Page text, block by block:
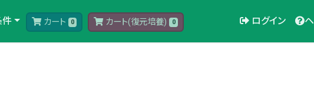
件 カート 0 カート(復元培養) 0 ログイン